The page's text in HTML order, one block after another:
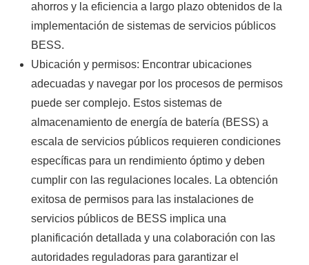
ahorros y la eficiencia a largo plazo obtenidos de la
implementación de sistemas de servicios públicos
BESS.
Ubicación y permisos: Encontrar ubicaciones
adecuadas y navegar por los procesos de permisos
puede ser complejo. Estos sistemas de
almacenamiento de energía de batería (BESS) a
escala de servicios públicos requieren condiciones
específicas para un rendimiento óptimo y deben
cumplir con las regulaciones locales. La obtención
exitosa de permisos para las instalaciones de
servicios públicos de BESS implica una
planificación detallada y una colaboración con las
autoridades reguladoras para garantizar el